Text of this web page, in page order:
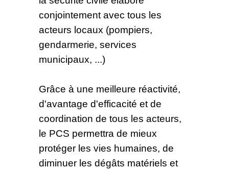
conjointement avec tous les
acteurs locaux (pompiers,
gendarmerie, services
municipaux, ...)
Grâce à une meilleure réactivité,
d'avantage d'efficacité et de
coordination de tous les acteurs,
le PCS permettra de mieux
protéger les vies humaines, de
diminuer les dégâts matériels et